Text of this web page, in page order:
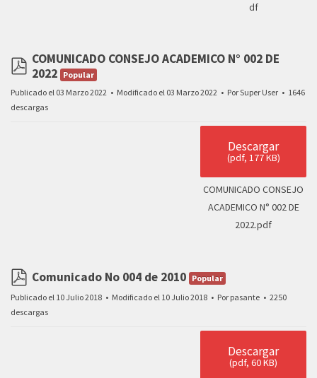
df
pdf
COMUNICADO CONSEJO ACADEMICO N° 002 DE
2022 Popular
Publicado el 03 Marzo 2022
Modificado el 03 Marzo 2022 PorSuper User
1646
descargas
Descargar
(pdf, 177 KB)
COMUNICADO CONSEJO
ACADEMICO N° 002 DE
2022.pdf
pdf
Comunicado No 004 de 2010 Popular
Publicado el 10 Julio 2018
Modificado el 10 Julio 2018 Por pasante
2250
descargas
Descargar
(pdf, 60 KB)